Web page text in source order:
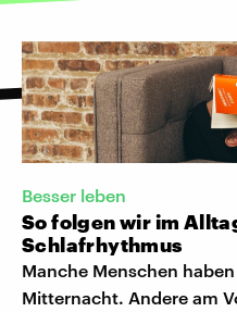
Besser leben
So folgen wir im
Schlafrhythmus
Manche Menschen
Mitternacht. Andere am